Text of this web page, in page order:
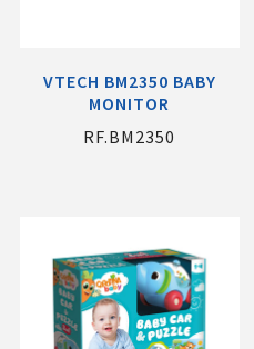
VTECH ΒΜ2350 ΒΑΒΥ
MONITOR
RF.ΒΜ2350